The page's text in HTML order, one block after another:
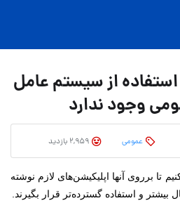
استفاده از سیستم عامل
وجود ندارد
عمومی 2,959 بازدید
تا برروی آنها اپلیکیشن‌های لازم نوشته
بیشتر و استفاده گسترده‌تر قرار بگیرند.